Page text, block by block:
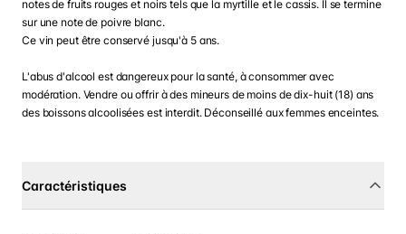
notes de fruits rouges et noirs tels que la myrtille et le cassis. Il se termine
sur une note de poivre blanc.
Ce vin peut être conservé jusqu'à 5 ans.
L'abus d'alcool est dangereux pour la santé, à consommer avec
modération. Vendre ou offrir à des mineurs de moins de dix-huit (18) ans
des boissons alcoolisées est interdit. Déconseillé aux femmes enceintes.
Caractéristiques